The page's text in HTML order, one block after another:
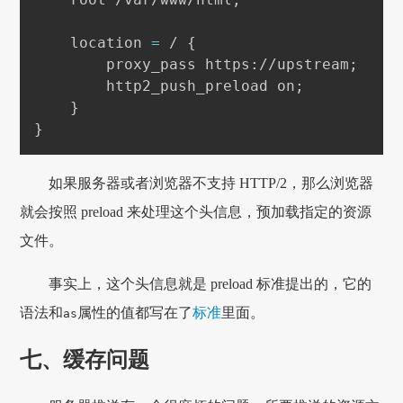
    location
= / {
        proxy_pass https://upstream
;
        http2_push_preload on
;
}
}
如果服务器或者浏览器不支持 HTTP/2，那么浏览器
就会按照 preload 来处理这个头信息，预加载指定的资源
文件。
事实上，这个头信息就是 preload 标准提出的，它的
语法和as 属性的值都写在了标准里面。
七、缓存问题